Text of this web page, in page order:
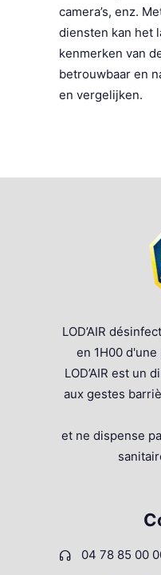
camera’s, enz.
diensten kan het
kenmerken van
betrouwbaar en
en vergelijken.
LOD’AIR
en 1H00 d'une
LOD’AIR est un
aux gestes
et ne dispense
04 78 85 00